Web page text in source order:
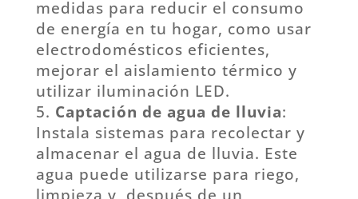
medidas para reducir el consumo
de energía en tu hogar, como usar
electrodomésticos eficientes,
mejorar el aislamiento térmico y
utilizar iluminación LED.
Captación de agua de lluvia:
Instala sistemas para recolectar y
almacenar el agua de lluvia. Este
agua puede utilizarse para riego,